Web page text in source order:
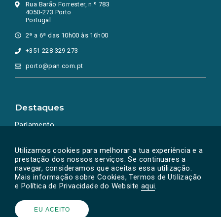
Utilizamos cookies para melhorar a tua experiência e a
prestação dos nossos serviços. Se continuares a
navegar, consideramos que aceitas essa utilização.
Mais informação sobre Cookies, Termos de Utilização
e Política de Privacidade do Website aqui.
EU ACEITO
Rua Barão Forrester, n.º 783
4050-273 Porto
Portugal
2ª a 6ª das 10h00 às 16h00
+351 228 329 273
porto@pan.com.pt
Destaques
Parlamento
Powered by © PAN 2026